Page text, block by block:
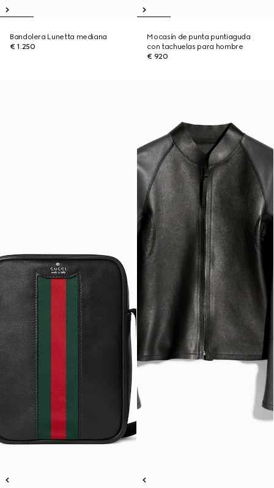
Bandolera Lunetta mediana
€ 1.250
Mocasín de punta puntiaguda
con tachuelas para hombre
€ 920